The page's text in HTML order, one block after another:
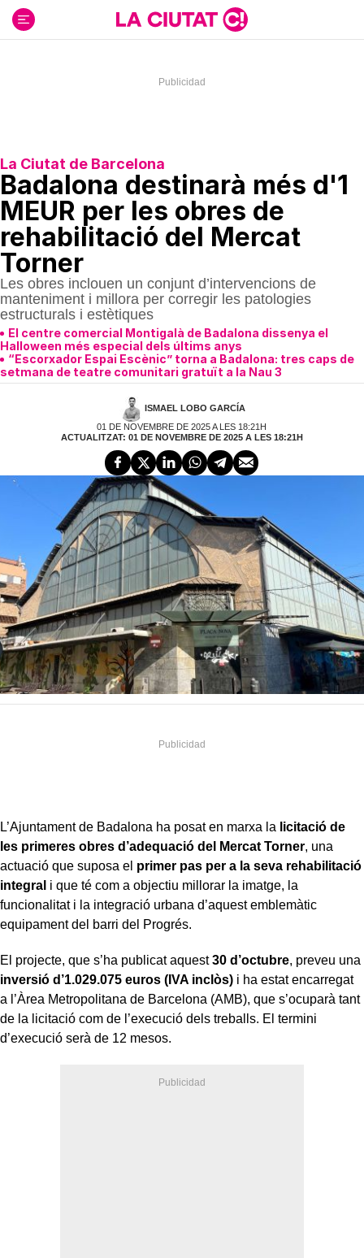
contenido
La Ciutat de Barcelona
Badalona destinarà més d'1
MEUR per les obres de
rehabilitació del Mercat
Torner
Les obres inclouen un conjunt d’intervencions de
manteniment i millora per corregir les patologies
estructurals i estètiques
El centre comercial Montigalà de Badalona dissenya el
Halloween més especial dels últims anys
“Escorxador Espai Escènic” torna a Badalona: tres caps de
setmana de teatre comunitari gratuït a la Nau 3
ISMAEL LOBO GARCÍA
01 DE NOVEMBRE DE 2025 A LES 18:21H
ACTUALITZAT: 01 DE NOVEMBRE DE 2025 A LES 18:21H
L’Ajuntament de Badalona ha posat en marxa la licitació de
les primeres obres d’adequació del Mercat Torner, una
actuació que suposa el primer pas per a la seva rehabilitació
integral i que té com a objectiu millorar la imatge, la
funcionalitat i la integració urbana d’aquest emblemàtic
equipament del barri del Progrés.
El projecte, que s’ha publicat aquest30 d’octubre, preveu una
inversió d’1.029.075 euros (IVA inclòs) i ha estat encarregat
a l’Àrea Metropolitana de Barcelona (AMB), que s’ocuparà tant
de la licitació com de l’execució dels treballs. El termini
d’execució serà de 12 mesos.